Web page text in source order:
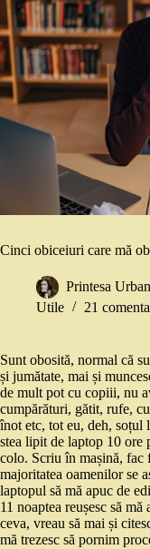
Cinci obiceiuri care mă
Printesa
Utile
21
Sunt obosită, normal că
și jumătate, mai și
de mult pot cu copiii, nu
cumpărături, gătit, rufe,
înot etc, tot eu, deh, soțul
stea lipit de laptop 10 ore
colo. Scriu în mașină, fac
majoritatea oamenilor se
laptopul să mă apuc de
11 noaptea reușesc să mă
ceva, vreau să mai și
mă trezesc să pornim